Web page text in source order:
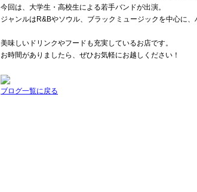
今回は、大学生・高校生による若手バンドが出演。
ジャンルはR&Bやソウル、ブラックミュージックを中心に
美味しいドリンクやフードも充実しているお店です。
お時間がありましたら、ぜひお気軽にお越しください！
ブログ一覧に戻る